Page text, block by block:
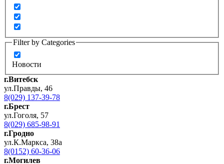
Filter by Categories
Новости
г.Витебск
ул.Правды, 46
8(029) 137-39-78
г.Брест
ул.Гоголя, 57
8(029) 685-98-91
г.Гродно
ул.К.Маркса, 38а
8(0152) 60-36-06
г.Могилев